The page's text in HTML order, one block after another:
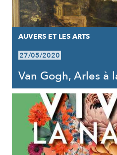
AUVERS ET LES ARTS
27/05/2020
Van Gogh, Arles à